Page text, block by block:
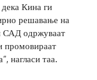
Кина ги
решавање на
САД одржуваат
промовираат
нагласи таа.